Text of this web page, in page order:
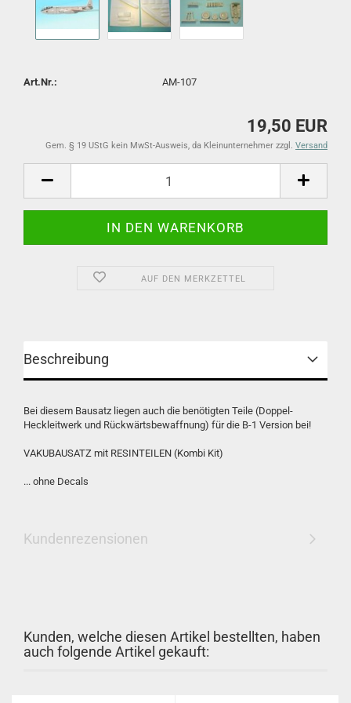
Art.Nr.: AM-107
19,50 EUR
Gem. § 19 UStG kein MwSt-Ausweis, da Kleinunternehmer zzgl. Versand
AUF DEN MERKZETTEL
Beschreibung
Bei diesem Bausatz liegen auch die benötigten Teile (Doppel-
Heckleitwerk und Rückwärtsbewaffnung) für die B-1 Version bei!
VAKUBAUSATZ mit RESINTEILEN (Kombi Kit)
... ohne Decals
Kundenrezensionen
Kunden, welche diesen Artikel bestellten, haben
auch folgende Artikel gekauft: